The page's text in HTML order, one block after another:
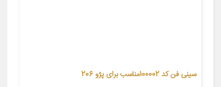
سینی فن کد 100002مناسب برای پژو 206